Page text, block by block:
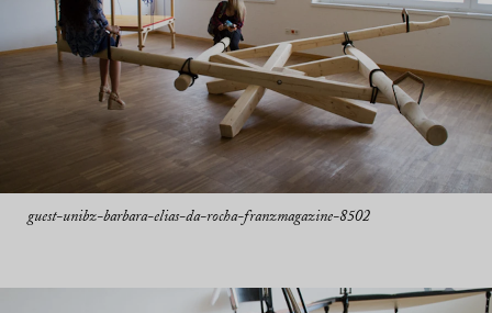
guest-unibz-barbara-elias-da-rocha-franzmagazine-8502